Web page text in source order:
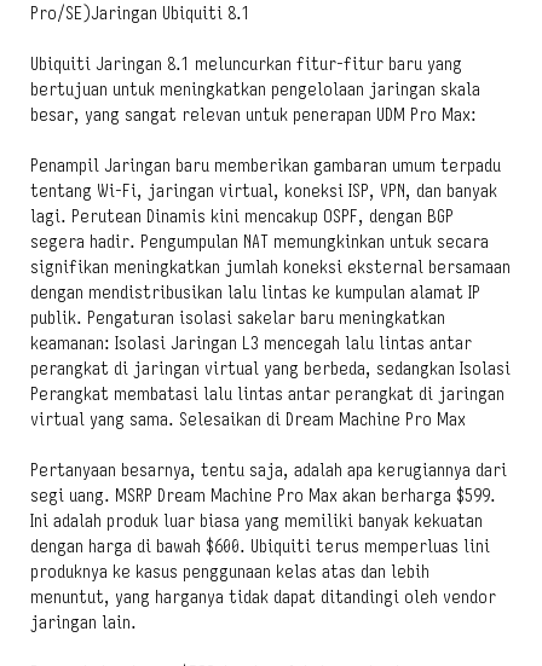
Pro/SE)Jaringan Ubiquiti 8.1
Ubiquiti Jaringan 8.1 meluncurkan fitur-fitur baru yang
bertujuan untuk meningkatkan pengelolaan jaringan skala
besar, yang sangat relevan untuk penerapan UDM Pro Max:
Penampil Jaringan baru memberikan gambaran umum terpadu
tentang Wi-Fi, jaringan virtual, koneksi ISP, VPN, dan banyak
lagi. Perutean Dinamis kini mencakup OSPF, dengan BGP
segera hadir. Pengumpulan NAT memungkinkan untuk secara
signifikan meningkatkan jumlah koneksi eksternal bersamaan
dengan mendistribusikan lalu lintas ke kumpulan alamat IP
publik. Pengaturan isolasi sakelar baru meningkatkan
keamanan: Isolasi Jaringan L3 mencegah lalu lintas antar
perangkat di jaringan virtual yang berbeda, sedangkan Isolasi
Perangkat membatasi lalu lintas antar perangkat di jaringan
virtual yang sama. Selesaikan di Dream Machine Pro Max
Pertanyaan besarnya, tentu saja, adalah apa kerugiannya dari
segi uang. MSRP Dream Machine Pro Max akan berharga $599.
Ini adalah produk luar biasa yang memiliki banyak kekuatan
dengan harga di bawah $600. Ubiquiti terus memperluas lini
produknya ke kasus penggunaan kelas atas dan lebih
menuntut, yang harganya tidak dapat ditandingi oleh vendor
jaringan lain.